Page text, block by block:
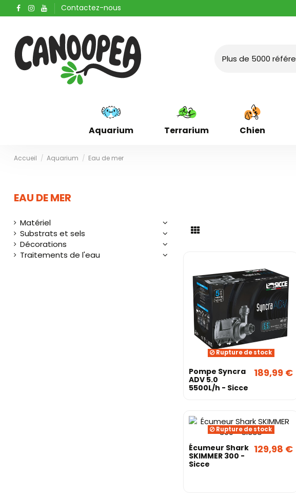
Contactez-nous
Aquarium Terrarium Chien
Accueil Aquarium Eau de mer
Rupture de stock
Pompe Syncra
ADV 5.0
5500L/h - Sicce
189,99 €
Rupture de stock
Écumeur Shark
SKIMMER 300 -
Sicce
129,98 €
EAU DE MER
Matériel
Substrats et sels
Décorations
Traitements de l'eau